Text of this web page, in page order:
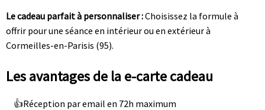
Le cadeau parfait à personnaliser :Choisissez la formule à
offrir pour une séance en intérieur ou en extérieur à
Cormeilles-en-Parisis (95).
Les avantages de la e-carte cadeau
Réception par email en 72h maximum